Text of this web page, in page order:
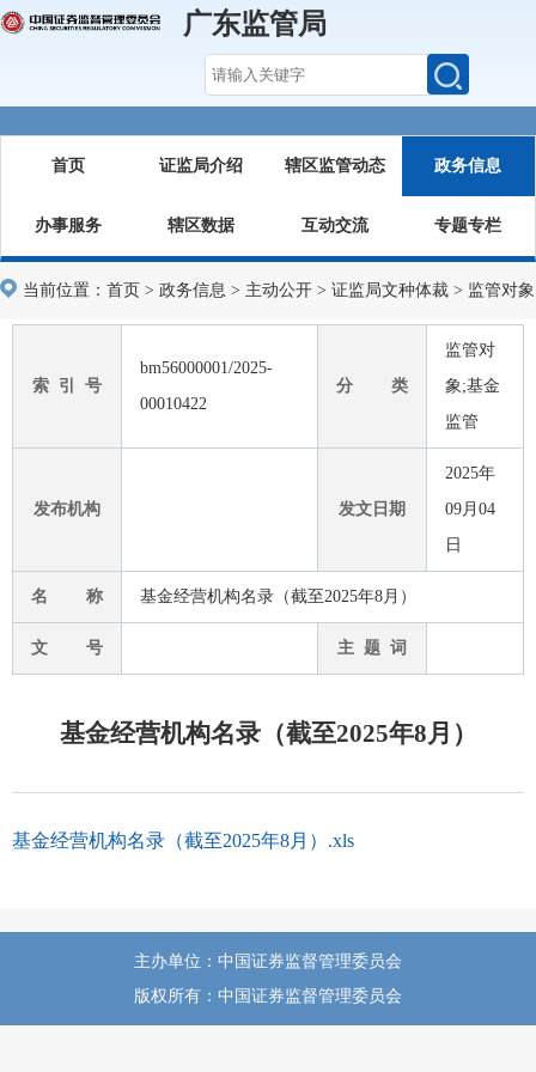
广东监管局
首页 证监局介绍 辖区监管动态 政务信息
办事服务 辖区数据 互动交流 专题专栏
当前位置： 首页 > 政务信息 > 主动公开 > 证监局文种体裁 > 监管对象
索 引 号
bm56000001/2025-
00010422
分 类
监管对
象;基金
监管
发布机构 发文日期
2025年
09月04
日
名 称 基金经营机构名录（截至2025年8月）
文 号 主 题 词
基金经营机构名录（截至2025年8月）
基金经营机构名录（截至2025年8月）.xls
主办单位：中国证券监督管理委员会
版权所有：中国证券监督管理委员会